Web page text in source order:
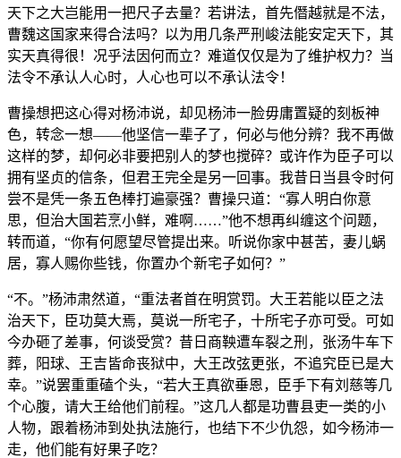
天下之大岂能用一把尺子去量？若讲法，首先僭越就是不法，
曹魏这国家来得合法吗？以为用几条严刑峻法能安定天下，其
实天真得很！况乎法因何而立？难道仅仅是为了维护权力？当
法令不承认人心时，人心也可以不承认法令！
曹操想把这心得对杨沛说，却见杨沛一脸毋庸置疑的刻板神
色，转念一想——他坚信一辈子了，何必与他分辨？我不再做
这样的梦，却何必非要把别人的梦也搅碎？或许作为臣子可以
拥有坚贞的信条，但君王完全是另一回事。我昔日当县令时何
尝不是凭一条五色棒打遍豪强？曹操只道：“寡人明白你意
思，但治大国若烹小鲜，难啊……”他不想再纠缠这个问题，
转而道，“你有何愿望尽管提出来。听说你家中甚苦，妻儿蜗
居，寡人赐你些钱，你置办个新宅子如何？”
“不。”杨沛肃然道，“重法者首在明赏罚。大王若能以臣之法
治天下，臣功莫大焉，莫说一所宅子，十所宅子亦可受。可如
今办砸了差事，何谈受赏？昔日商鞅遭车裂之刑，张汤牛车下
葬，阳球、王吉皆命丧狱中，大王改弦更张，不追究臣已是大
幸。”说罢重重磕个头，“若大王真欲垂恩，臣手下有刘慈等几
个心腹，请大王给他们前程。”这几人都是功曹县吏一类的小
人物，跟着杨沛到处执法施行，也结下不少仇怨，如今杨沛一
走，他们能有好果子吃？